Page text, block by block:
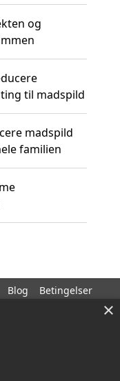
og
til madspild
madspild
familien
Blog Betingelser
×